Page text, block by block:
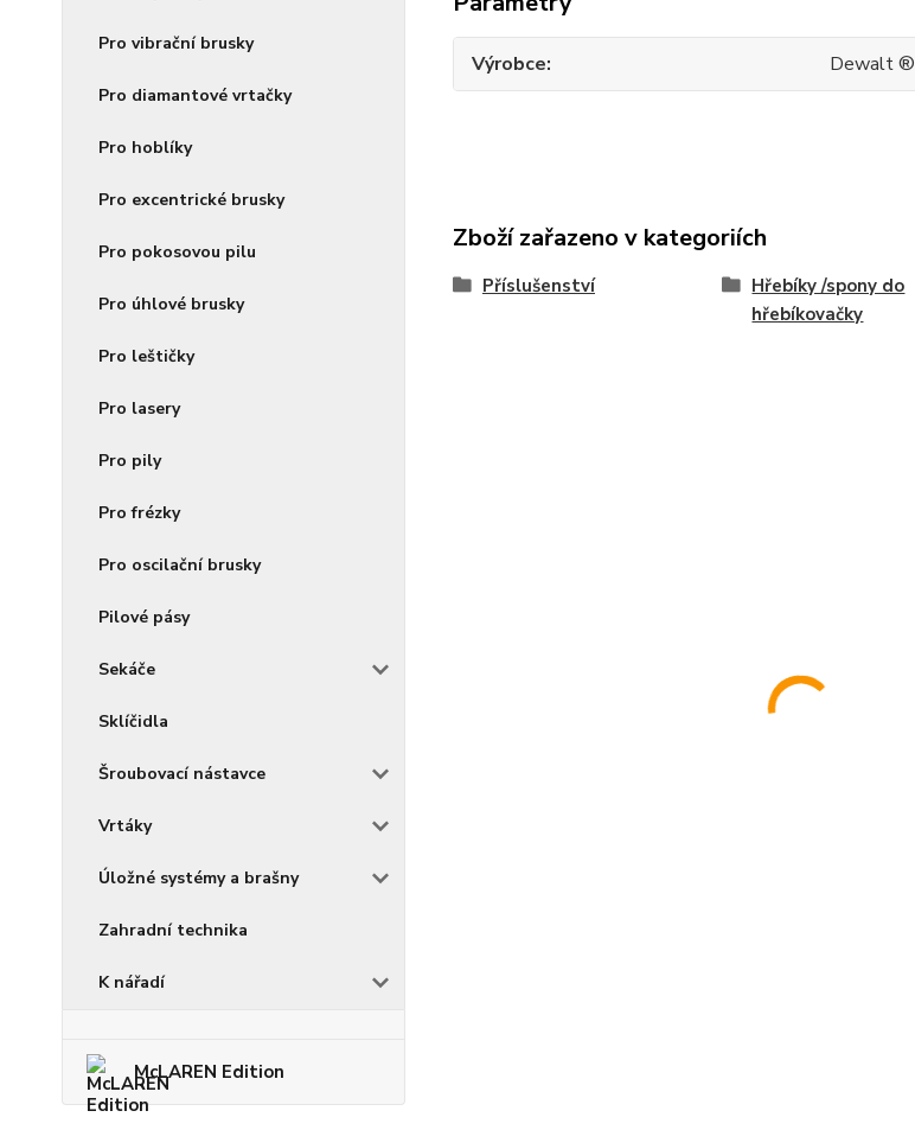
Pro vibrační brusky
Pro diamantové vrtačky
Pro hoblíky
Pro excentrické brusky
Pro pokosovou pilu
Pro úhlové brusky
Pro leštičky
Pro lasery
Pro pily
Pro frézky
Pro oscilační brusky
Pilové pásy
Sekáče
Sklíčidla
Šroubovací nástavce
Vrtáky
Úložné systémy a brašny
Zahradní technika
K nářadí
McLAREN Edition
Výrobce Dewalt ®
Zboží zařazeno v kategoriích
Příslušenství
Hřebíky /spony do
hřebíkovačky